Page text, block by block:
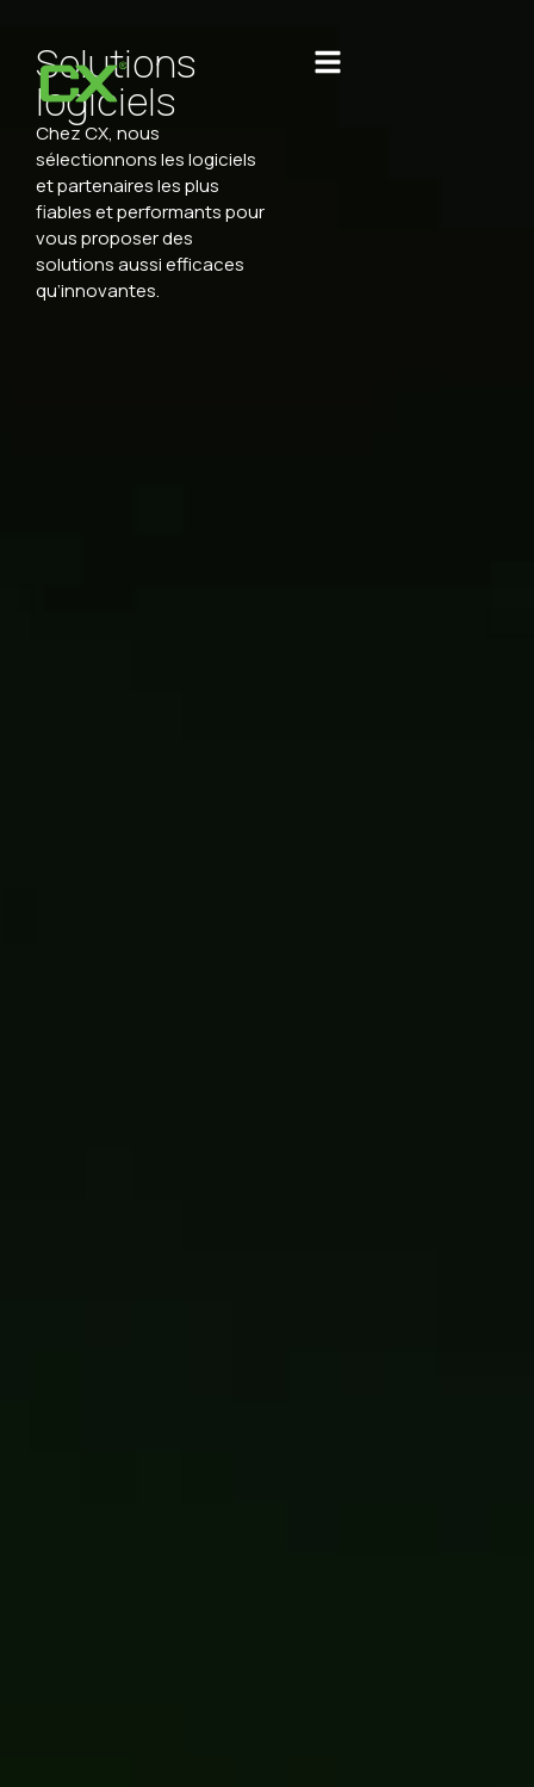
Solutions
logiciels
Chez CX, nous
sélectionnons les logiciels
et partenaires les plus
fiables et performants pour
vous proposer des
solutions aussi efficaces
qu’innovantes.